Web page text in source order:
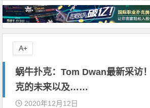
蜗牛扑克：Tom Dwan最新采访
克的未来以及……
2020年12月12日
A+